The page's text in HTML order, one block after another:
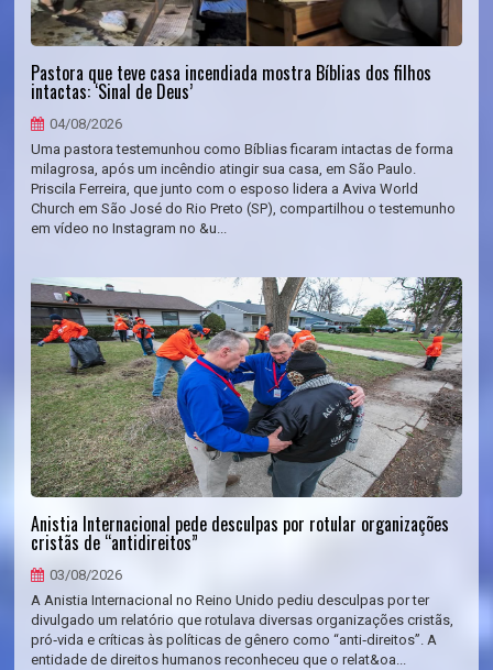
Pastora que teve casa incendiada mostra Bíblias dos filhos
intactas: ‘Sinal de Deus’
04/08/2026
Uma pastora testemunhou como Bíblias ficaram intactas de forma
milagrosa, após um incêndio atingir sua casa, em São Paulo.
Priscila Ferreira, que junto com o esposo lidera a Aviva World
Church em São José do Rio Preto (SP), compartilhou o testemunho
em vídeo no Instagram no &u...
Anistia Internacional pede desculpas por rotular organizações
cristãs de “antidireitos”
03/08/2026
A Anistia Internacional no Reino Unido pediu desculpas por ter
divulgado um relatório que rotulava diversas organizações cristãs,
pró‑vida e críticas às políticas de gênero como “anti‑direitos”. A
entidade de direitos humanos reconheceu que o relat&oa...